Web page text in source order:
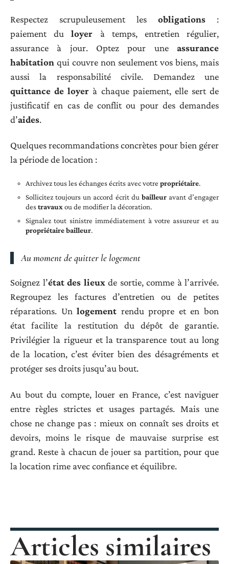
Respectez scrupuleusement les obligations :
paiement duloyer à temps, entretien régulier,
assurance à jour. Optez pour une assurance
habitation qui couvre non seulement vos biens, mais
aussi la responsabilité civile. Demandez une
quittance de loyer à chaque paiement, elle sert de
justificatif en cas de conflit ou pour des demandes
d’aides.
Quelques recommandations concrètes pour bien gérer
la période de location :
Archivez tous les échanges écrits avec votre propriétaire.
Sollicitez toujours un accord écrit du bailleuravant d’engager
destravaux ou de modifier la décoration.
Signalez tout sinistre immédiatement à votre assureur et au
propriétaire bailleur.
Au moment de quitter le logement
Soignez l’état des lieux de sortie, comme à l’arrivée.
Regroupez les factures d’entretien ou de petites
réparations. Unlogement rendu propre et en bon
état facilite la restitution du dépôt de garantie.
Privilégier la rigueur et la transparence tout au long
de la location, c’est éviter bien des désagréments et
protéger ses droits jusqu’au bout.
Au bout du compte, louer en France, c’est naviguer
entre règles strictes et usages partagés. Mais une
chose ne change pas : mieux on connaît ses droits et
devoirs, moins le risque de mauvaise surprise est
grand. Reste à chacun de jouer sa partition, pour que
la location rime avec confiance et équilibre.
Articles similaires